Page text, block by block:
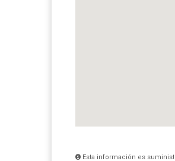
Esta información es